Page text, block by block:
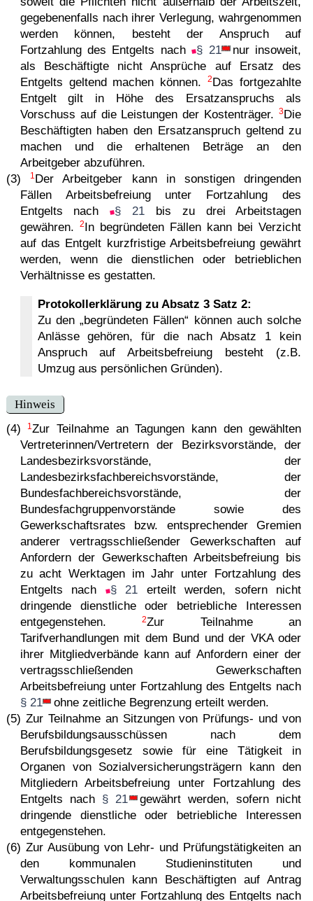
gegebenenfalls nach ihrer Verlegung, wahrgenommen
werden können, besteht der Anspruch auf
Fortzahlung des Entgelts nach § 21
nur insoweit,
als Beschäftigte nicht Ansprüche auf Ersatz des
Entgelts geltend machen können.2Das fortgezahlte
Entgelt gilt in Höhe des Ersatzanspruchs als
Vorschuss auf die Leistungen der Kostenträger.3Die
Beschäftigten haben den Ersatzanspruch geltend zu
machen und die erhaltenen Beträge an den
Arbeitgeber abzuführen.
(3)
1 Der Arbeitgeber kann in sonstigen dringenden
Fällen Arbeitsbefreiung unter Fortzahlung des
Entgelts nach § 21 bis zu drei Arbeitstagen
gewähren.
2In begründeten Fällen kann bei Verzicht
auf das Entgelt kurzfristige Arbeitsbefreiung gewährt
werden, wenn die dienstlichen oder betrieblichen
Verhältnisse es gestatten.
Protokollerklärung zu Absatz 3 Satz 2:
Zu den „begründeten Fällen“ können auch solche
Anlässe gehören, für die nach Absatz 1 kein
Anspruch auf Arbeitsbefreiung besteht (z.B.
Umzug aus persönlichen Gründen).
Hinweis
(4)
1 Zur Teilnahme an Tagungen kann den gewählten
Vertreterinnen/Vertretern der Bezirksvorstände, der
Landesbezirksvorstände, der
Landesbezirksfachbereichsvorstände, der
Bundesfachbereichsvorstände, der
Bundesfachgruppenvorstände sowie des
Gewerkschaftsrates bzw. entsprechender Gremien
anderer vertragsschließender Gewerkschaften auf
Anfordern der Gewerkschaften Arbeitsbefreiung bis
zu acht Werktagen im Jahr unter Fortzahlung des
Entgelts nach
§ 21 erteilt werden, sofern nicht
dringende dienstliche oder betriebliche Interessen
entgegenstehen.2Zur Teilnahme an
Tarifverhandlungen mit dem Bund und der VKA oder
ihrer Mitgliedverbände kann auf Anfordern einer der
vertragsschließenden Gewerkschaften
Arbeitsbefreiung unter Fortzahlung des Entgelts nach
§ 21
ohne zeitliche Begrenzung erteilt werden.
(5) Zur Teilnahme an Sitzungen von Prüfungs- und von
Berufsbildungsausschüssen nach dem
Berufsbildungsgesetz sowie für eine Tätigkeit in
Organen von Sozialversicherungsträgern kann den
Mitgliedern Arbeitsbefreiung unter Fortzahlung des
Entgelts nach § 21
gewährt werden, sofern nicht
dringende dienstliche oder betriebliche Interessen
entgegenstehen.
(6) Zur Ausübung von Lehr- und Prüfungstätigkeiten an
den kommunalen Studieninstituten und
Verwaltungsschulen kann Beschäftigten auf Antrag
Arbeitsbefreiung unter Fortzahlung des Entgelts nach